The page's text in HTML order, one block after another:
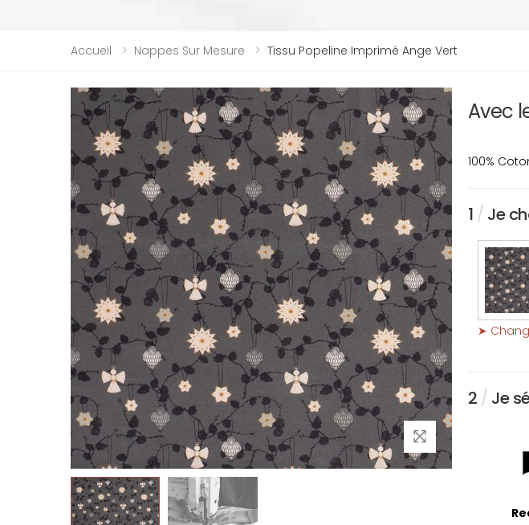
Accueil Nappes Sur Mesure Tissu Popeline Imprimé Ange Vert
Avec
100%
1 / Je
➤
2 / Je